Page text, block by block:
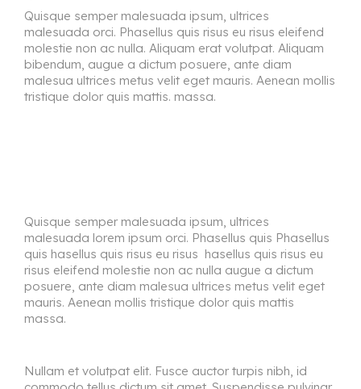
Quisque semper malesuada ipsum, ultrices
malesuada orci. Phasellus quis risus eu risus eleifend
molestie non ac nulla. Aliquam erat volutpat. Aliquam
bibendum, augue a dictum posuere, ante diam
malesua ultrices metus velit eget mauris. Aenean mollis
tristique dolor quis mattis. massa.
Quisque semper malesuada ipsum, ultrices
malesuada lorem ipsum orci. Phasellus quis Phasellus
quis hasellus quis risus eu risus hasellus quis risus eu
risus eleifend molestie non ac nulla augue a dictum
posuere, ante diam malesua ultrices metus velit eget
mauris. Aenean mollis tristique dolor quis mattis
massa.
Nullam et volutpat elit. Fusce auctor turpis nibh, id